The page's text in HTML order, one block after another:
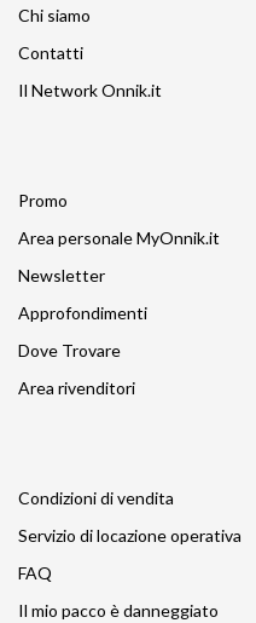
Chi siamo
Contatti
Il Network Onnik.it
Promo
Area personale MyOnnik.it
Newsletter
Approfondimenti
Dove Trovare
Area rivenditori
Condizioni di vendita
Servizio di locazione operativa
FAQ
Il mio pacco è danneggiato